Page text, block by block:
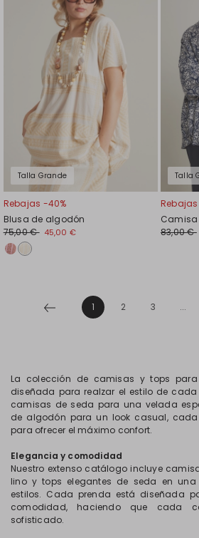
Talla Grande
Rebajas -40%
Blusa de algodón
75,00 € 45,00 €
Talla
Rebajas
83,00 €
1 2 3 ...
La colección de camisas y tops
diseñada para realzar el estilo de cada
camisas de seda para una velada
de algodón para un look casual,
para ofrecer el máximo confort.
Elegancia y comodidad
Nuestro extenso catálogo incluye
lino y tops elegantes de seda en
estilos. Cada prenda está diseñada
comodidad, haciendo que cada
sofisticado.